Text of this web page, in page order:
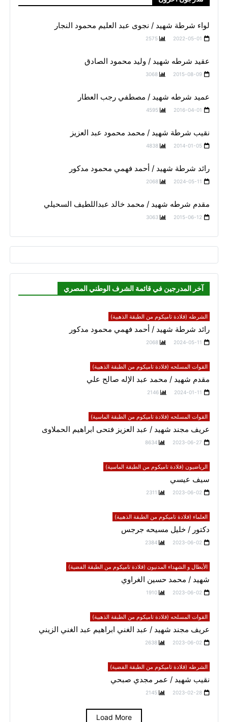
لواء شرطة شهيد / نجوى عبد العليم محمود النجار
2022-05-01
2575
عقيد شرطه شهيد / وليد محمود الصادق
2015-08-09
3068
عميد شرطه شهيد / مصطفي رجب العطار
2016-04-01
4595
نقيب شرطة شهيد / محمد محمود عبد العزيز
2014-01-05
4838
رائد شرطة شهيد / أحمد فهمي محمود مدكور
2024-05-11
2068
مقدم شرطه شهيد / محمد خالد عبداللطيف السحيلي
2015-06-12
3063
آخر المدرجين في قائمة الشرف الوطني المصري
الشرطه (قلادة تاميكوم من الطبقة الذهبية)
رائد شرطة شهيد / أحمد فهمي محمود مدكور
2024-05-11
2068
القوات المسلحه (قلادة تاميكوم من الطبقة الذهبية)
مقدم شهيد / محمد عبد الإله صالح علي
2024-01-11
2146
القوات المسلحه (قلادة تاميكوم من الطبقة الماسية)
عريف مجند شهيد / عبد العزيز فتحى ابراهيم الحملاوى
2023-06-27
8634
الرياضيون (قلادة تاميكوم من الطبقة الماسية)
سيف عيسي
2023-06-02
2311
العلماء (قلادة تاميكوم من الطبقة الذهبية)
دكتور / خليل مسيحه جرجس
2023-06-02
2384
الأبطال و الشهداء المدنيون (قلادة تاميكوم من الطبقة الفضية)
شهيد / محمد حسين الغراوي
2023-06-02
1910
القوات المسلحه (قلادة تاميكوم من الطبقة الذهبية)
عريف مجند شهيد / عبد الغني ابراهيم عبد الغني الزيني
2023-06-02
2638
الشرطه (قلادة تاميكوم من الطبقة الفضية)
نقيب شهيد / عمر مجدي صبحي
2023-02-28
2145
Load More